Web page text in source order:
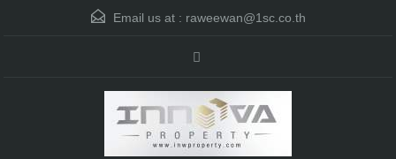
Email us at : raweewan@1sc.co.th